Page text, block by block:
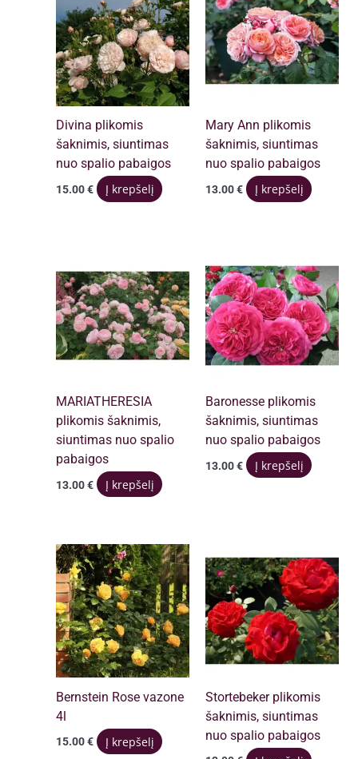
Divina plikomis
šaknimis, siuntimas
nuo spalio pabaigos
15.00€ Į krepšelį
Mary Ann plikomis
šaknimis, siuntimas
nuo spalio pabaigos
13.00€ Į krepšelį
MARIATHERESIA
plikomis šaknimis,
siuntimas nuo spalio
pabaigos
13.00€ Į krepšelį
Baronesse plikomis
šaknimis, siuntimas
nuo spalio pabaigos
13.00€ Į krepšelį
Bernstein Rose vazone
4l
15.00€ Į krepšelį
Stortebeker plikomis
šaknimis, siuntimas
nuo spalio pabaigos